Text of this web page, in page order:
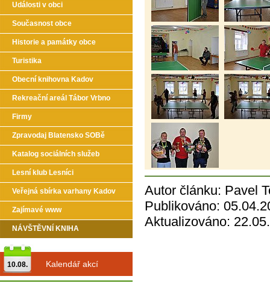
Autor článku: Pavel
Publikováno:
Aktualizováno:
Události v obci
Současnost obce
Historie a památky obce
Turistika
Obecní knihovna Kadov
Rekreační areál Tábor Vrbno
Firmy
Zpravodaj Blatensko SOBě
Katalog sociálních služeb
Lesní klub Lesníci
Veřejná sbírka varhany Kadov
Zajímavé www
NÁVŠTĚVNÍ KNIHA
10.08. Kalendář akcí